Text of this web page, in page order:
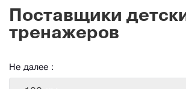
Поставщики
тренажеров
Не далее :